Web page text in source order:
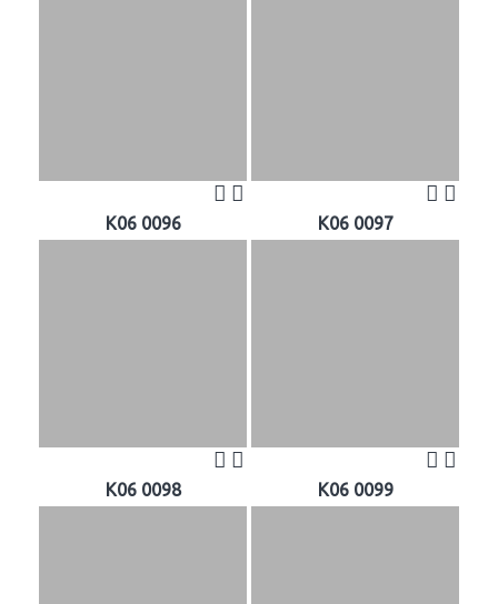
K06 0096 K06 0097
K06 0098 K06 0099